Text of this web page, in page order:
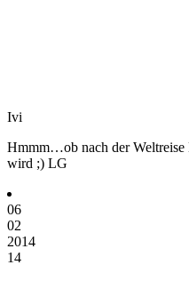
Ivi
Hmmm…ob nach der Weltreise
wird ;) LG
06
02
2014
14